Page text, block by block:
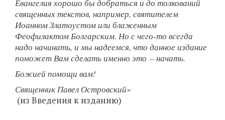
Евангелия хорошо бы добраться и до толкований
священных текстов, например, святителем
Иоанном Златоустом или блаженным
Феофилактом Болгарским. Но с чего-то всегда
надо начинать, и мы надеемся, что данное издание
поможет Вам сделать именно это – начать.
Божией помощи вам!
Священник Павел Островский»
(из Введения к изданию)